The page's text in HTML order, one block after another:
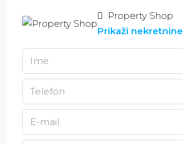
Property Shop
Prikaži nekretnine